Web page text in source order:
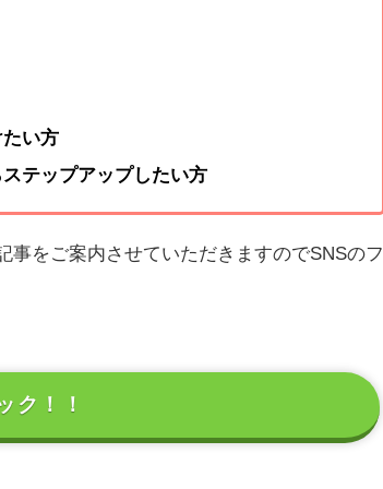
い方
テップアップしたい方
をご案内させていただきますのでSNSのフ
ク！！